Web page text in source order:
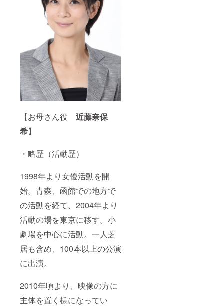
【お母さん役 近藤奈保
希】
・略歴（活動歴）
1998年より女優活動を開
始。青森、函館での地方で
の活動を経て、2004年より
活動の場を東京に移す。小
劇場を中心に活動。一人芝
居も含め、100本以上の公演
に出演。
2010年頃より、映像の方に
主体を置く様になってい